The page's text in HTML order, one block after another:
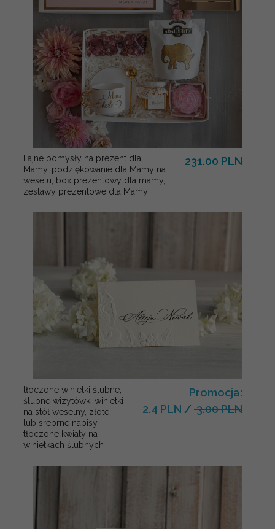
Fajne pomysły na prezent dla
Mamy, podziękowanie dla Mamy na
weselu, box prezentowy dla mamy,
zestawy prezentowe dla Mamy
231.00 PLN
tłoczone winietki ślubne,
ślubne wizytówki winietki
na stół weselny, złote
lub srebrne napisy
tłoczone kwiaty na
winietkach ślubnych
Promocja:
2.4 PLN / 3.00 PLN